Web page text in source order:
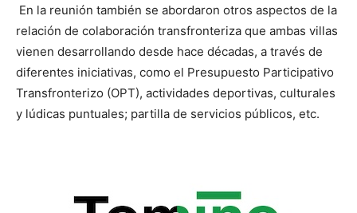
En la reunión también se abordaron otros aspectos de la
relación de colaboración transfronteriza que ambas villas
vienen desarrollando desde hace décadas, a través de
diferentes iniciativas, como el Presupuesto Participativo
Transfronterizo (OPT), actividades deportivas, culturales
y lúdicas puntuales; partilla de servicios públicos, etc.